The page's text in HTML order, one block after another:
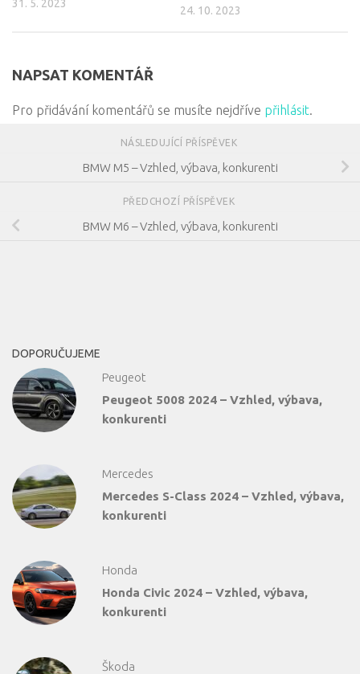
31. 5. 2023
24. 10. 2023
NAPSAT KOMENTÁŘ
Pro přidávání komentářů se musíte nejdříve přihlásit.
NÁSLEDUJÍCÍ PŘÍSPĚVEK
BMW M5 – Vzhled, výbava, konkurenti
PŘEDCHOZÍ PŘÍSPĚVEK
BMW M6 – Vzhled, výbava, konkurenti
DOPORUČUJEME
Peugeot
Peugeot 5008 2024 – Vzhled, výbava,
konkurenti
Mercedes
Mercedes S-Class 2024 – Vzhled, výbava,
konkurenti
Honda
Honda Civic 2024 – Vzhled, výbava,
konkurenti
Škoda